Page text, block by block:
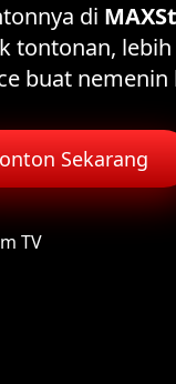
di
tontonan,
buat
Sekarang
TV